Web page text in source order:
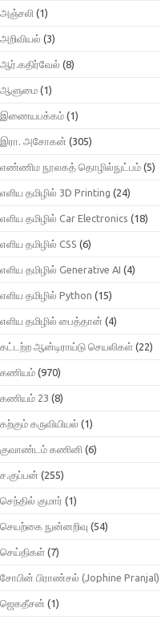
அஞ்சலி (1)
அறிவியல் (3)
ஆர்.கதிர்வேல் (8)
ஆளுமை (1)
இணையபக்கம் (1)
இரா. அசோகன் (305)
எண்ணிம நூலகத் தொழில்நுட்பம் (5)
எளிய தமிழில் 3D Printing (24)
எளிய தமிழில் Car Electronics (18)
எளிய தமிழில் CSS (6)
எளிய தமிழில் Generative AI (4)
எளிய தமிழில் Python (15)
எளிய தமிழில் பைத்தான் (4)
கட்டற்ற ஆன்டிராய்டு செயலிகள் (22)
கணியம் (970)
கணியம் 23 (8)
கற்கும் கருவியியல் (1)
குவாண்டம் கணினி (6)
ச.குப்பன் (255)
செந்தில் குமார் (1)
செயற்கை நுன்னறிவு (54)
செய்திகள் (7)
சோபின் பிராண்சல் (Jophine Pranjal)
ஜெகதீசன் (1)